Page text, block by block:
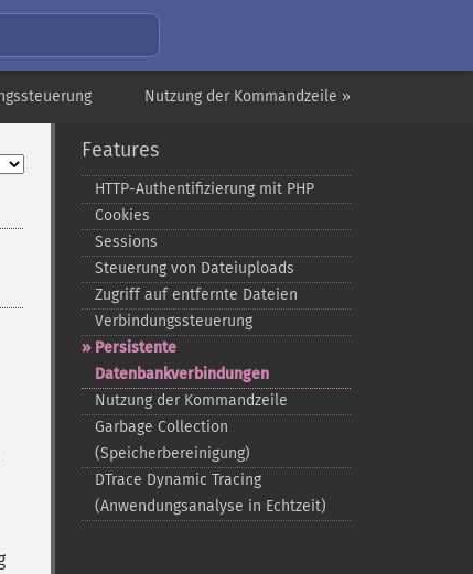
Nutzung der Kommandzeile »
Features
HTTP-​Authentifizierung mit PHP
Cookies
Sessions
Steuerung von Dateiuploads
Zugriff auf entfernte Dateien
Verbindungssteuerung
Persistente
Datenbankverbindungen
Nutzung der Kommandzeile
Garbage Collection
(Speicherbereinigung)
DTrace Dynamic Tracing
(Anwendungsanalyse in Echtzeit)